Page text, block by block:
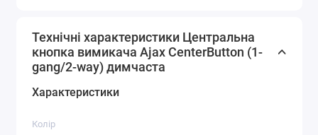
Технічні характеристики Центральна
кнопка вимикача Ajax CenterButton (1-
gang/2-way) димчаста
Характеристики
Колір